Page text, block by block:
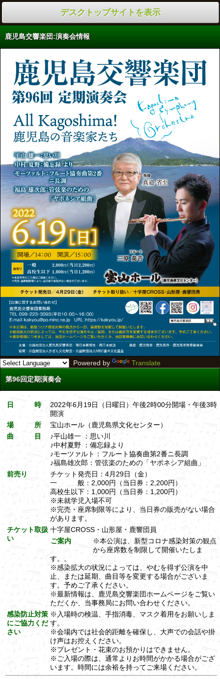
デスクトップサイトを表示
鹿児島交響楽団:演奏会情報
Powered by Translate
第96回定期演奏会
日 時
2022年6月19日（日曜日）午後2時00分開場・午後3時
開演
場 所
宝山ホール（鹿児島県文化センター）
曲 目
♪平山雄一 ：思い川
♪中村夏野 ：備忘録より
♪モーツァルト：フルート協奏曲第2番ニ長調
♪福島雄次郎：管弦楽のための「ヤポネシア組曲」
前売り
チケット発売日：4月29日（金）
一 般：2,000円（当日券：2,200円）
高校生以下：1,000円（当日券：1,200円）
※未就学児入場不可
※完売・座席制限等により、当日券の販売がない場合
があります。
チケット取扱
い
十字屋CROSS・山形屋・鹿響団員
ご案内
※本公演は、新型コロナ感染対策の観点
から座席数を制限して開催いたしま
す。。
※感染拡大の状況によっては、やむを得ず公演を中
止、または延期、曲目等を変更する場合がございま
す。予めご了承ください。
※最新情報は、鹿児島交響楽団ホームページをご覧い
ただくか、当事務局にお問い合わせください。
感染防止対策
にご協力くだ
さい
※入場時の検温、手指消毒、マスク着用をお願いしま
す。
※会場内では社会的距離を確保し、大声での会話や掛
け声はお控えください。
※プレゼント・花束のお預かりはできません。
※ご入場の際は、通常よりお時間がかかる場合がござ
います。時間には余裕を持ってご来場ください。